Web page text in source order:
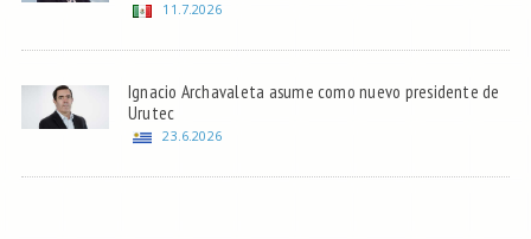
11.7.2026
Ignacio Archavaleta asume como nuevo presidente de
Urutec
23.6.2026